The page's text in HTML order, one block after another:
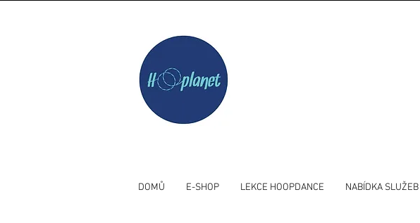
DOMŮ E-SHOP LEKCE HOOPDANCE NABÍDKA SLUŽEB